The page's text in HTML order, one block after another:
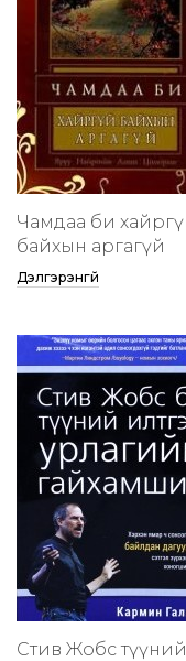
Чамдаа би
байхын аргагүй
Дэлгэрэнгүй
Стив Жобс түүний